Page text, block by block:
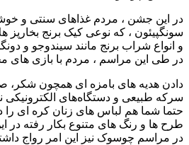
در این جشن ، مردم غذاهای سنتی و
سونگپیئون ، که نوعی کیک برنج
و انواع شراب برنج مانند سیندوجو و
در طی این مراسم ، مردم با بازی های
دادن هدیه های بامزه ای همچون شکر،
سرکه طبیعی و دستگاه‌های
حتما شما هم لباس های زنان کره ای را
طرح ها و رنگ های متنوع بکار رفته در
در مراسم چوسوک نیز این امر رواج